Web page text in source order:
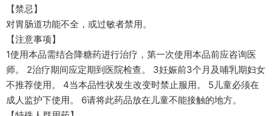
【禁忌】
对胃肠道功能不全，或过敏者禁用。
【注意事项】
1使用本品需结合降糖药进行治疗，第一次使用本品前应咨询医
师。 2治疗期间应定期到医院检查。 3妊娠前3个月及哺乳期妇女
不推荐使用。 4当本品性状发生改变时禁止服用。 5儿童必须在
成人监护下使用。 6请将此药品放在儿童不能接触的地方。